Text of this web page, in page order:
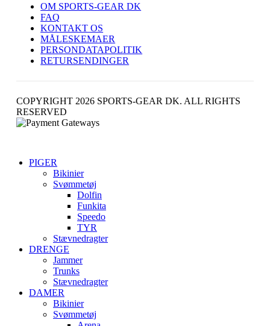
OM SPORTS-GEAR DK
FAQ
KONTAKT OS
MÅLESKEMAER
PERSONDATAPOLITIK
RETURSENDINGER
COPYRIGHT 2026 SPORTS-GEAR DK. ALL RIGHTS
RESERVED
PIGER
Bikinier
Svømmetøj
Dolfin
Funkita
Speedo
TYR
Stævnedragter
DRENGE
Jammer
Trunks
Stævnedragter
DAMER
Bikinier
Svømmetøj